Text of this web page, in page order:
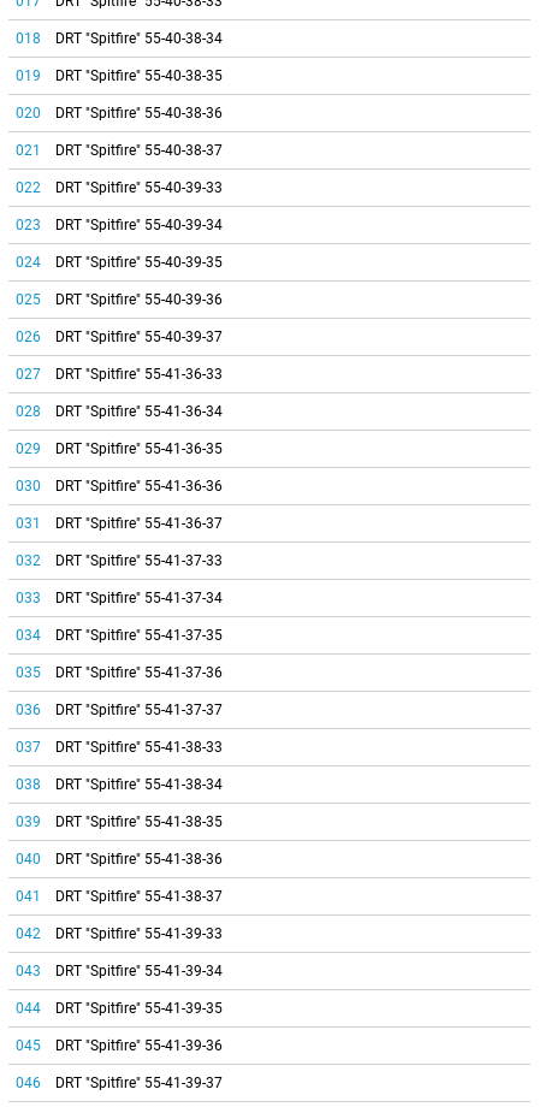
018 DRT "Spitfire" 55-40-38-34
019 DRT "Spitfire" 55-40-38-35
020 DRT "Spitfire" 55-40-38-36
021 DRT "Spitfire" 55-40-38-37
022 DRT "Spitfire" 55-40-39-33
023 DRT "Spitfire" 55-40-39-34
024 DRT "Spitfire" 55-40-39-35
025 DRT "Spitfire" 55-40-39-36
026 DRT "Spitfire" 55-40-39-37
027 DRT "Spitfire" 55-41-36-33
028 DRT "Spitfire" 55-41-36-34
029 DRT "Spitfire" 55-41-36-35
030 DRT "Spitfire" 55-41-36-36
031 DRT "Spitfire" 55-41-36-37
032 DRT "Spitfire" 55-41-37-33
033 DRT "Spitfire" 55-41-37-34
034 DRT "Spitfire" 55-41-37-35
035 DRT "Spitfire" 55-41-37-36
036 DRT "Spitfire" 55-41-37-37
037 DRT "Spitfire" 55-41-38-33
038 DRT "Spitfire" 55-41-38-34
039 DRT "Spitfire" 55-41-38-35
040 DRT "Spitfire" 55-41-38-36
041 DRT "Spitfire" 55-41-38-37
042 DRT "Spitfire" 55-41-39-33
043 DRT "Spitfire" 55-41-39-34
044 DRT "Spitfire" 55-41-39-35
045 DRT "Spitfire" 55-41-39-36
046 DRT "Spitfire" 55-41-39-37